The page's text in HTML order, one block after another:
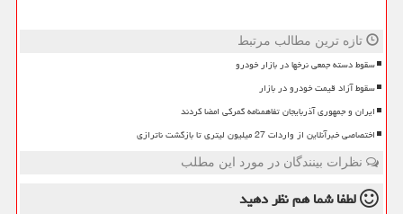
تازه ترین مطالب مرتبط
سقوط دسته جمعی نرخها در بازار خودرو
سقوط آزاد قیمت خودرو در بازار
ایران و جمهوری آذربایجان تفاهمنامه گمرکی امضا کردند
اختصاصی خبرآنلاین از واردات 27 میلیون لیتری تا بازگشت ناترازی
نظرات بینندگان در مورد این مطلب
لطفا شما همنظر دهید